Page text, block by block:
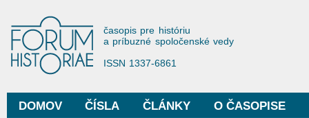
Forum Historiae
časopis pre históriu
a príbuzné spoločenské vedy
ISSN 1337-6861
Hlavné menu
DOMOV ČÍSLA ČLÁNKY O ČASOPISE